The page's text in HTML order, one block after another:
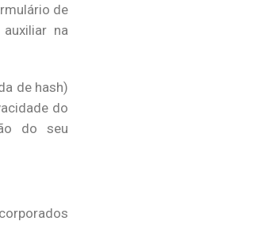
de
na
de hash)
do
do seu